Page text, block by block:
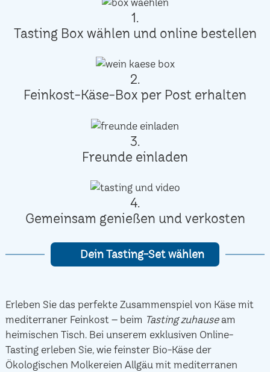
1.
Tasting Box wählen und online bestellen
2.
Feinkost-Käse-Box per Post erhalten
3.
Freunde einladen
4.
Gemeinsam genießen und verkosten
Dein Tasting-Set wählen
Erleben Sie das perfekte Zusammenspiel von Käse mit
mediterraner Feinkost – beim Tasting zuhauseam
heimischen Tisch. Bei unserem exklusiven Online-
Tasting erleben Sie, wie feinster Bio-Käse der
Ökologischen Molkereien Allgäu mit mediterranen